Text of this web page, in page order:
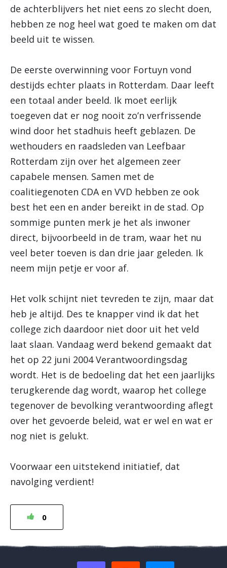
de achterblijvers het niet eens zo slecht doen,
hebben ze nog heel wat goed te maken om dat
beeld uit te wissen.
De eerste overwinning voor Fortuyn vond
destijds echter plaats in Rotterdam. Daar leeft
een totaal ander beeld. Ik moet eerlijk
toegeven dat er nog nooit zo’n verfrissende
wind door het stadhuis heeft geblazen. De
wethouders en raadsleden van Leefbaar
Rotterdam zijn over het algemeen zeer
capabele mensen. Samen met de
coalitiegenoten CDA en VVD hebben ze ook
best het een en ander bereikt in de stad. Op
sommige punten merk je het als inwoner
direct, bijvoorbeeld in de tram, waar het nu
veel beter toeven is dan drie jaar geleden. Ik
neem mijn petje er voor af.
Het volk schijnt niet tevreden te zijn, maar dat
heb je altijd. Des te knapper vind ik dat het
college zich daardoor niet door uit het veld
laat slaan. Vandaag werd bekend gemaakt dat
het op 22 juni 2004 Verantwoordingsdag
wordt. Het is de bedoeling dat het een jaarlijks
terugkerende dag wordt, waarop het college
tegenover de bevolking verantwoording aflegt
over het gevoerde beleid, wat er wel en wat er
nog niet is gelukt.
Voorwaar een uitstekend initiatief, dat
navolging verdient!
0